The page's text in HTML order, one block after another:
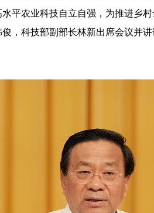
平农业科技自立自强，为推进乡
，科技部副部长林新出席会议并